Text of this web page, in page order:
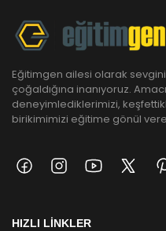
Eğitimgen ailesi olarak
çoğaldığına inanıyoruz.
deneyimlediklerimizi,
birikimimizi eğitime gönül
HIZLI LİNKLER